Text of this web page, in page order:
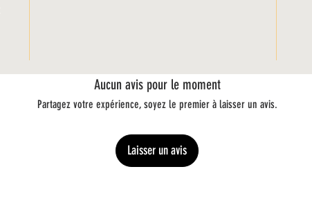
Aucun avis pour le moment
Partagez votre expérience, soyez le premier à laisser un avis.
Laisser un avis